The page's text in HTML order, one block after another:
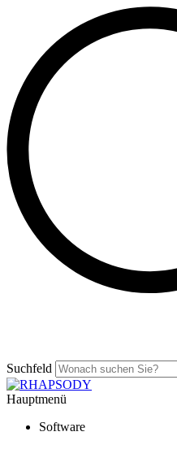
Suchfeld
Hauptmenü
Software